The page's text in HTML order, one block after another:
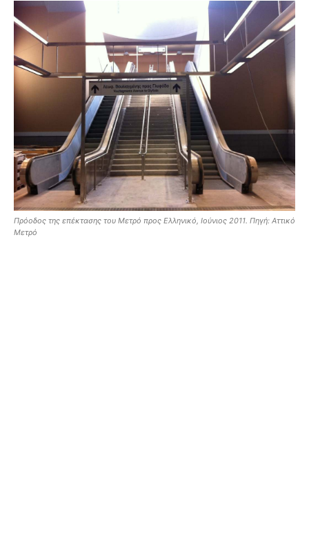
Πρόοδος της επέκτασης του Μετρό προς Ελληνικό, Ιούνιος 2011. Πηγή: Αττικό
Μετρό